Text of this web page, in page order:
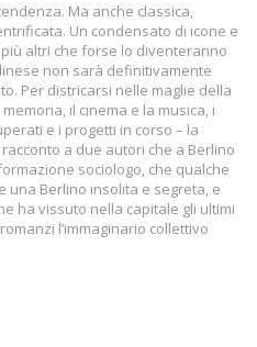
Ma anche classica,
Un condensato di icone e
altri che forse lo diventeranno
non sarà definitivamente
Per districarsi nelle maglie della
il cinema e la musica, i
e i progetti in corso – la
a due autori che a Berlino
sociologo, che qualche
una Berlino insolita e segreta, e
ha vissuto nella capitale gli ultimi
l’immaginario collettivo